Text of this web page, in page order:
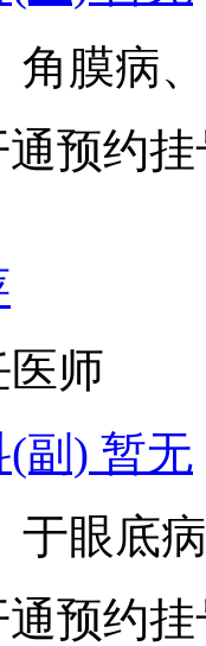
角膜病
预约挂
医师
(副) 暂无
于眼底
预约挂